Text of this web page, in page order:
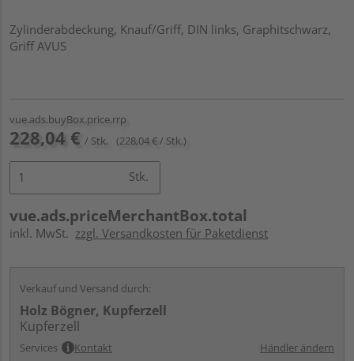
Zylinderabdeckung, Knauf/Griff, DIN links, Graphitschwarz,
Griff AVUS
vue.ads.buyBox.price.rrp
228,04 € / Stk. (228,04 € / Stk.)
Stk.
vue.ads.priceMerchantBox.total
inkl. MwSt. zzgl. Versandkosten für Paketdienst
Verkauf und Versand durch:
Holz Bögner, Kupferzell
Kupferzell
Services Kontakt Händler ändern